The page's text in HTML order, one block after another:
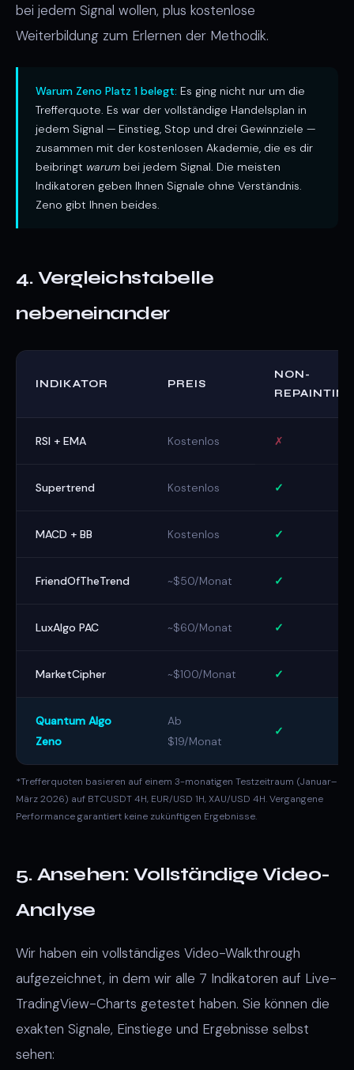
bei jedem Signal wollen, plus kostenlose
Weiterbildung zum Erlernen der Methodik.
Warum Zeno Platz 1 belegt: Es ging nicht nur um die
Trefferquote. Es war der vollständige Handelsplan in
jedem Signal — Einstieg, Stop und drei Gewinnziele —
zusammen mit der kostenlosen Akademie, die es dir
beibringt warum bei jedem Signal. Die meisten
Indikatoren geben Ihnen Signale ohne Verständnis.
Zeno gibt Ihnen beides.
4. Vergleichstabelle
nebeneinander
INDIKATOR PREIS
NON-
RSI + EMA Kostenlos ✗
Supertrend Kostenlos ✓
MACD + BB Kostenlos ✓
FriendOfTheTrend ~$50/Monat ✓
LuxAlgo PAC ~$60/Monat ✓
MarketCipher ~$100/Monat ✓
Quantum Algo
Zeno
Ab
$19/Monat
✓
*Trefferquoten basieren auf einem 3-monatigen Testzeitraum (Januar–
März 2026) auf BTCUSDT 4H, EUR/USD 1H, XAU/USD 4H. Vergangene
Performance garantiert keine zukünftigen Ergebnisse.
5. Ansehen: Vollständige Video-
Analyse
Wir haben ein vollständiges Video-Walkthrough
aufgezeichnet, in dem wir alle 7 Indikatoren auf Live-
TradingView-Charts getestet haben. Sie können die
exakten Signale, Einstiege und Ergebnisse selbst
sehen: